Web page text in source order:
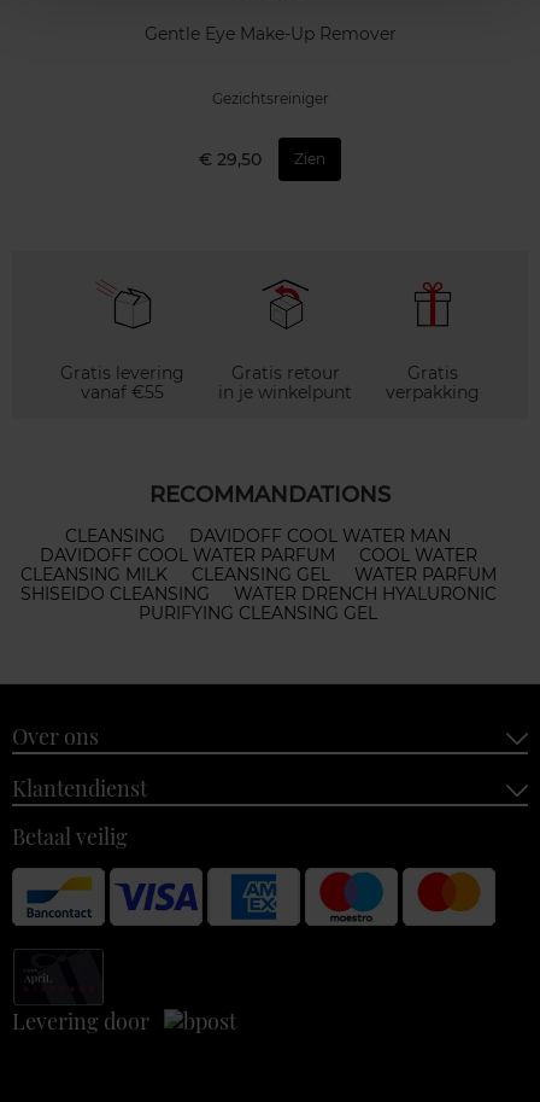
Gentle Eye Make-Up Remover
Gezichtsreiniger
€ 29,50 Zien
Gratis levering
vanaf €55
Gratis retour
in je winkelpunt
Gratis
verpakking
RECOMMANDATIONS
CLEANSING
DAVIDOFF COOL WATER MAN
DAVIDOFF COOL WATER PARFUM
COOL WATER
CLEANSING MILK
CLEANSING GEL
WATER PARFUM
SHISEIDO CLEANSING
WATER DRENCH HYALURONIC
PURIFYING CLEANSING GEL
Over ons
Klantendienst
Betaal veilig
Levering door